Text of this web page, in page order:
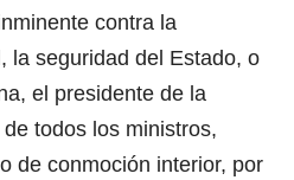
contra la
la seguridad del Estado, o
el presidente de la
todos los ministros,
de conmoción interior, por